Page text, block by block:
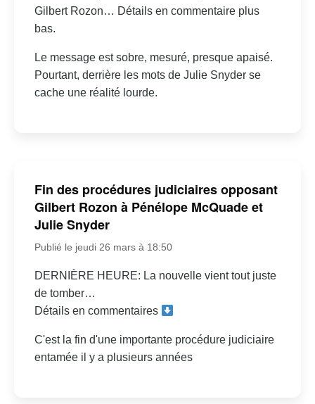
Gilbert Rozon… Détails en commentaire plus
bas.
Le message est sobre, mesuré, presque apaisé.
Pourtant, derrière les mots de Julie Snyder se
cache une réalité lourde.
Fin des procédures judiciaires opposant
Gilbert Rozon à Pénélope McQuade et
Julie Snyder
Publié le jeudi 26 mars à 18:50
DERNIÈRE HEURE: La nouvelle vient tout juste
de tomber…
Détails en commentaires
C'est la fin d'une importante procédure judiciaire
entamée il y a plusieurs années